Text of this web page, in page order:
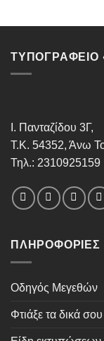
Ι. Πανταζίδου 3Γ,
Τ.Κ. 54352, Άνω
Τηλ.: 2310925159
ΠΛΗΡΟΦΟΡΊΕΣ
Οδηγός Μεγεθών
Φτιάξε τα δικά